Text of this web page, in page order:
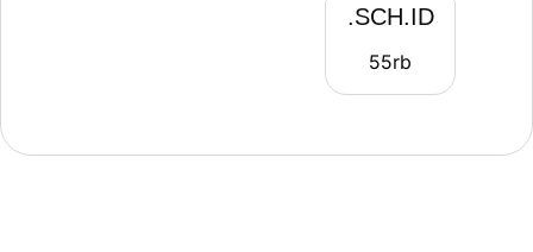
.SCH.ID
55rb